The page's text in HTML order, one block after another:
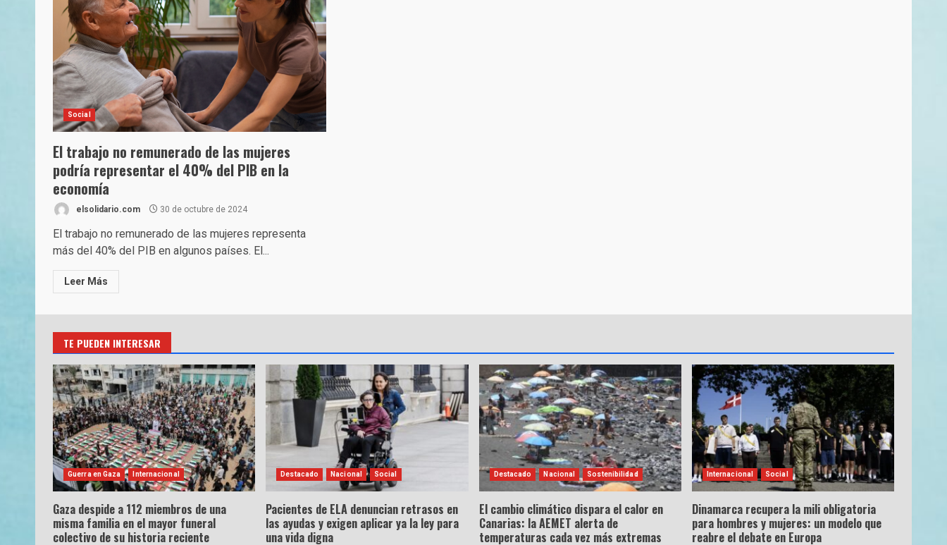
Social
El trabajo no remunerado de las mujeres
podría representar el 40% del PIB en la
economía
elsolidario.com 30 de octubre de 2024
El trabajo no remunerado de las mujeres representa
más del 40% del PIB en algunos países. El...
Leer Más
TE PUEDEN INTERESAR
Guerra en Gaza Internacional
Gaza despide a 112 miembros de una
misma familia en el mayor funeral
colectivo de su historia reciente
Destacado Nacional Social
Pacientes de ELA denuncian retrasos en
las ayudas y exigen aplicar ya la ley para
una vida digna
Destacado Nacional Sostenibilidad
El cambio climático dispara el calor en
Canarias: la AEMET alerta de
temperaturas cada vez más extremas
Internacional Social
Dinamarca recupera la mili obligatoria
para hombres y mujeres: un modelo que
reabre el debate en Europa